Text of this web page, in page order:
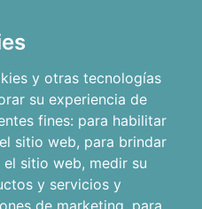
y otras tecnologías
su experiencia de
fines: para habilitar
sitio web, para brindar
el sitio web, medir su
y servicios y
de marketing, para